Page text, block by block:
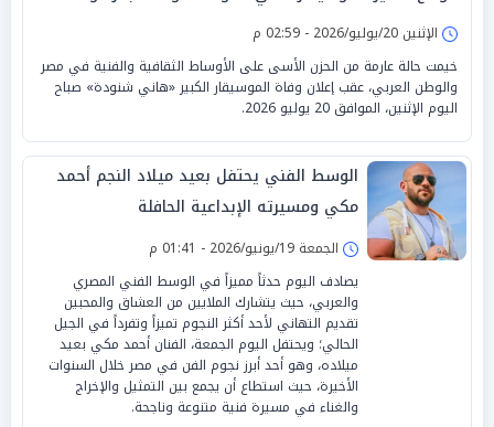
الإثنين 20/يوليو/2026 - 02:59 م
خيمت حالة عارمة من الحزن الأسى على الأوساط الثقافية والفنية في مصر
والوطن العربي، عقب إعلان وفاة الموسيقار الكبير «هاني شنودة» صباح
اليوم الإثنين، الموافق 20 يوليو 2026.
الوسط الفني يحتفل بعيد ميلاد النجم أحمد
مكي ومسيرته الإبداعية الحافلة
الجمعة 19/يونيو/2026 - 01:41 م
يصادف اليوم حدثاً مميزاً في الوسط الفني المصري
والعربي، حيث يتشارك الملايين من العشاق والمحبين
تقديم التهاني لأحد أكثر النجوم تميزاً وتفرداً في الجيل
الحالي؛ ويحتفل اليوم الجمعة، الفنان أحمد مكي بعيد
ميلاده، وهو أحد أبرز نجوم الفن في مصر خلال السنوات
الأخيرة، حيث استطاع أن يجمع بين التمثيل والإخراج
والغناء في مسيرة فنية متنوعة وناجحة.